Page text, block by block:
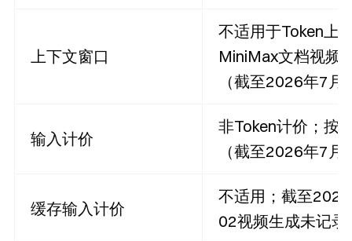
上下文窗口
不适用于Token上
MiniMax文档视频
（截至2026年7月
输入计价
非Token计价；按
（截至2026年7月
缓存输入计价
不适用；截至
02视频生成未记